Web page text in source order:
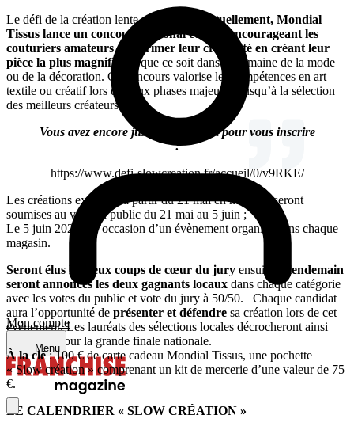
Mon compte
Menu
Le défi de la création lente, peut-être ?
Actuellement, Mondial
Tissus lance un concours national et local encourageant les
couturiers amateurs à exprimer leur créativité en créant leur
pièce la plus magnifique
, que ce soit dans le domaine de la mode
ou de la décoration. Ce concours valorise les compétences en art
textile ou créatif lors de deux phases majeures, jusqu’à la sélection
des meilleurs créateurs.
Vous avez encore jusqu’au 25 avril pour vous inscrire
:
https://www.defi-slowcreation.fr/accueil/0/v9RKE/
Les créations exposées à partir du 21 mai en magasin seront
soumises au vote du public du 21 mai au 5 juin ;
Le 5 juin 2025, à l’occasion d’un évènement organisé dans chaque
magasin.
Seront élus les deux coups de cœur du jury ensuite
le lendemain
seront annoncés les deux gagnants locaux dans chaque catégorie
avec les votes du public et vote du jury à 50/50. Chaque candidat
aura l’opportunité de présenter et défendre sa création lors de cet
événement. Les lauréats des sélections locales décrocheront ainsi
leur place pour la grande finale nationale.
À la clé: 100 € de carte cadeau Mondial Tissus, une pochette
« Slow création » comprenant un kit de mercerie d’une valeur de 75
€.
LE CALENDRIER « SLOW CRÉATION »